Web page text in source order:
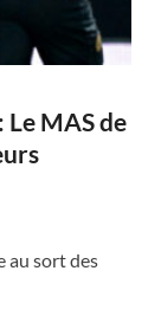
Le MAS de
au sort des